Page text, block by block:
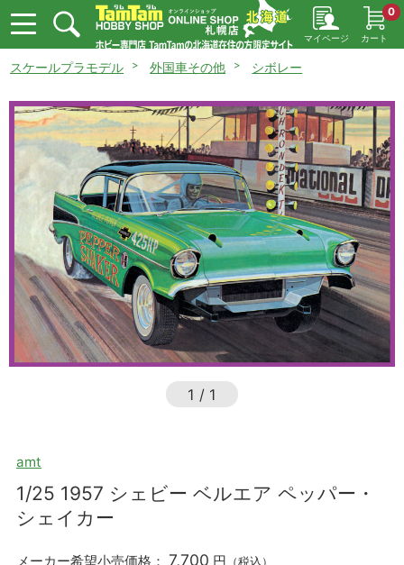
マイページ カート
0
スケールプラモデル 外国車その他 シボレー
1 / 1
amt
1/25 1957 シェビー ベルエア ペッパー・
シェイカー
メーカー希望小売価格： 7,700 円 （税込）